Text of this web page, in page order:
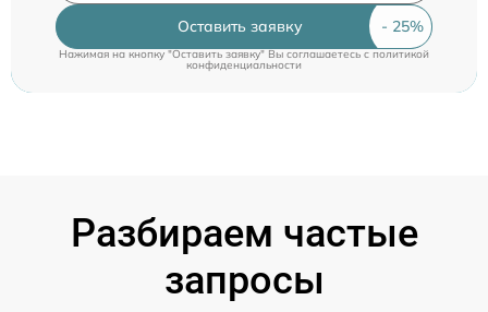
Оставить заявку
Нажимая на кнопку "Оставить заявку" Вы соглашаетесь cполитикой
конфиденциальности
Разбираем частые
запросы